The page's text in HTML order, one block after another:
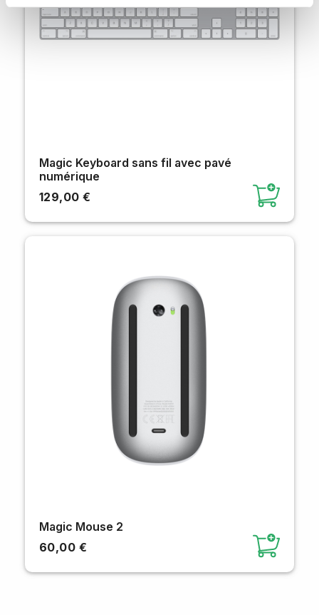
Magic Keyboard sans fil avec pavé
numérique
129,00 €
Magic Mouse 2
60,00 €